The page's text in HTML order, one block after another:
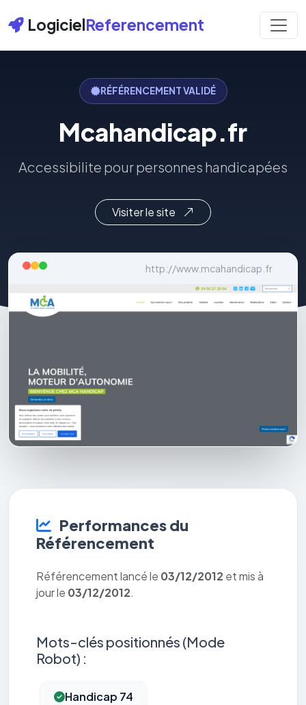
LogicielReferencement
RÉFÉRENCEMENT VALIDÉ
Mcahandicap.fr
Accessibilite pour personnes handicapées
Visiter le site
http://www.mcahandicap.fr
Performances du
Référencement
Référencement lancé le 03/12/2012 et mis à
jour le 03/12/2012.
Mots-clés positionnés (Mode
Robot) :
Handicap 74